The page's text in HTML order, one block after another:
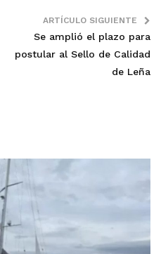
ARTÍCULO SIGUIENTE
Se amplió el plazo para
postular al Sello de Calidad
de Leña